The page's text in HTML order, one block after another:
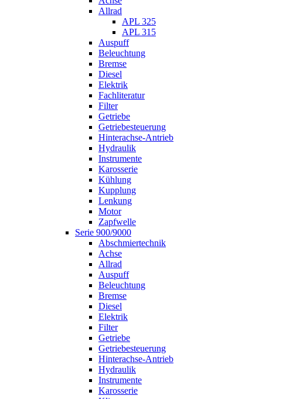
Allrad
APL 325
APL 315
Auspuff
Beleuchtung
Bremse
Diesel
Elektrik
Fachliteratur
Filter
Getriebe
Getriebesteuerung
Hinterachse-Antrieb
Hydraulik
Instrumente
Karosserie
Kühlung
Kupplung
Lenkung
Motor
Zapfwelle
Serie 900/9000
Abschmiertechnik
Achse
Allrad
Auspuff
Beleuchtung
Bremse
Diesel
Elektrik
Filter
Getriebe
Getriebesteuerung
Hinterachse-Antrieb
Hydraulik
Instrumente
Karosserie